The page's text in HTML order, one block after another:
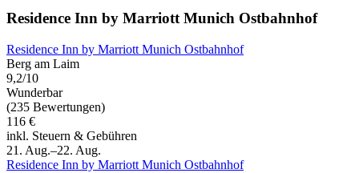
Residence Inn by Marriott Munich Ostbahnhof
Residence Inn by Marriott Munich Ostbahnhof
Berg am Laim
9,2/10
Wunderbar
(235 Bewertungen)
116 €
inkl. Steuern & Gebühren
21. Aug.–22. Aug.
Residence Inn by Marriott Munich Ostbahnhof